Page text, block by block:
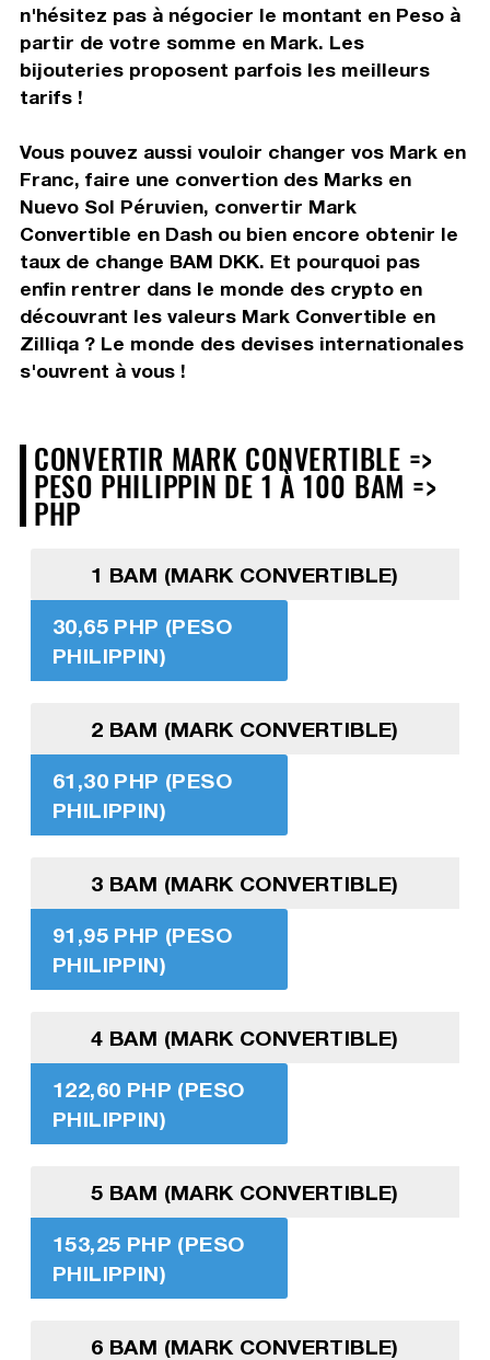
n'hésitez pas à négocier le montant en Peso à
partir de votre somme en Mark. Les
bijouteries proposent parfois les meilleurs
tarifs !
Vous pouvez aussi vouloir changer vos Mark en
Franc, faire une convertion des Marks en
Nuevo Sol Péruvien, convertir Mark
Convertible en Dash ou bien encore obtenir le
taux de change BAM DKK. Et pourquoi pas
enfin rentrer dans le monde des crypto en
découvrant les valeurs Mark Convertible en
Zilliqa ? Le monde des devises internationales
s'ouvrent à vous !
CONVERTIR MARK CONVERTIBLE =>
PESO PHILIPPIN DE 1 À 100 BAM =>
PHP
1 BAM (MARK CONVERTIBLE)
30,65 PHP (PESO
PHILIPPIN)
2 BAM (MARK CONVERTIBLE)
61,30 PHP (PESO
PHILIPPIN)
3 BAM (MARK CONVERTIBLE)
91,95 PHP (PESO
PHILIPPIN)
4 BAM (MARK CONVERTIBLE)
122,60 PHP (PESO
PHILIPPIN)
5 BAM (MARK CONVERTIBLE)
153,25 PHP (PESO
PHILIPPIN)
6 BAM (MARK CONVERTIBLE)